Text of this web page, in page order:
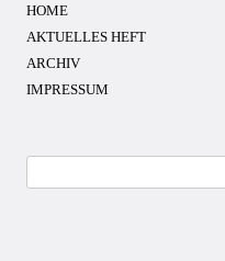
HOME
AKTUELLES HEFT
ARCHIV
IMPRESSUM
nach: